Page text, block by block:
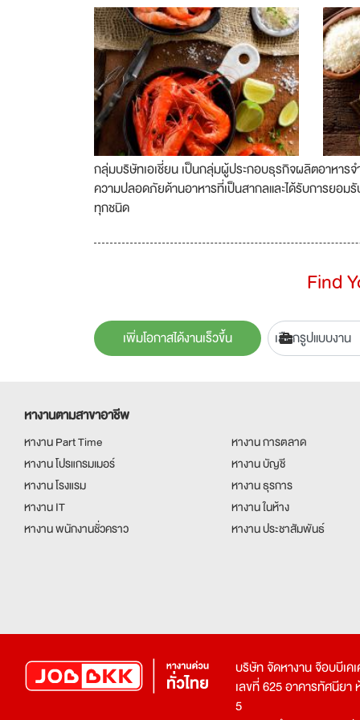
กลุ่มบริษัทเอเชี่ยน เป็นกลุ่มผู้ประกอบธุรกิจผลิตอาหา
ความปลอดภัยด้านอาหารที่เป็นสากลและได้รับการยอ
ทุกชนิด
Find
เพิ่มโอกาสได้งานเร็วขึ้น
หางานตามสาขาอาชีพ
หางาน Part Time
หางาน การตลาด
หางาน โปรแกรมเมอร์
หางาน บัญชี
หางาน โรงแรม
หางาน ธุรการ
หางาน IT
หางาน ในห้าง
หางาน พนักงานชั่วคราว
หางาน ประชาสัมพันธ์
บริษัท จัดหางาน จ๊อบบีเ
เลขที่ 625 อาคารทัศนียา
5